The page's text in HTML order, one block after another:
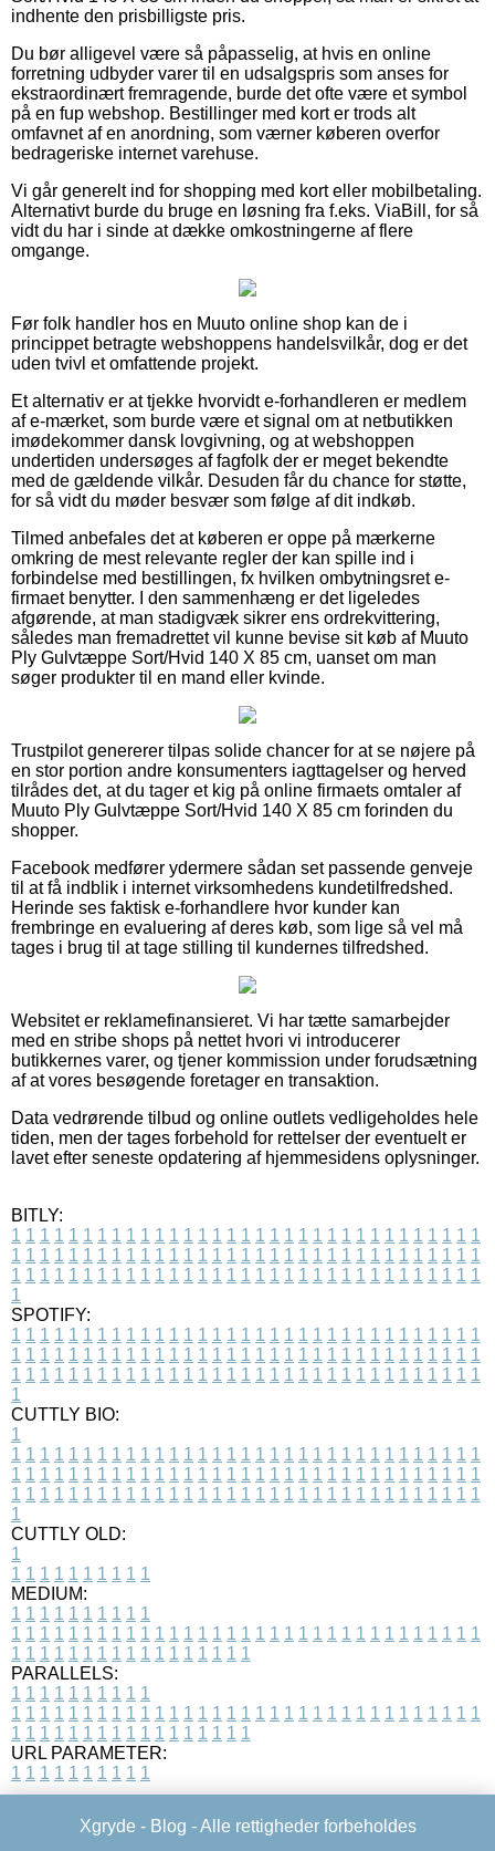
indhente den prisbilligste pris.
Du bør alligevel være så påpasselig, at hvis en online
forretning udbyder varer til en udsalgspris som anses for
ekstraordinært fremragende, burde det ofte være et symbol
på en fup webshop. Bestillinger med kort er trods alt
omfavnet af en anordning, som værner køberen overfor
bedrageriske internet varehuse.
Vi går generelt ind for shopping med kort eller mobilbetaling.
Alternativt burde du bruge en løsning fra f.eks. ViaBill, for så
vidt du har i sinde at dække omkostningerne af flere
omgange.
Før folk handler hos en Muuto online shop kan de i
princippet betragte webshoppens handelsvilkår, dog er det
uden tvivl et omfattende projekt.
Et alternativ er at tjekke hvorvidt e-forhandleren er medlem
af e-mærket, som burde være et signal om at netbutikken
imødekommer dansk lovgivning, og at webshoppen
undertiden undersøges af fagfolk der er meget bekendte
med de gældende vilkår. Desuden får du chance for støtte,
for så vidt du møder besvær som følge af dit indkøb.
Tilmed anbefales det at køberen er oppe på mærkerne
omkring de mest relevante regler der kan spille ind i
forbindelse med bestillingen, fx hvilken ombytningsret e-
firmaet benytter. I den sammenhæng er det ligeledes
afgørende, at man stadigvæk sikrer ens ordrekvittering,
således man fremadrettet vil kunne bevise sit køb af Muuto
Ply Gulvtæppe Sort/Hvid 140 X 85 cm, uanset om man
søger produkter til en mand eller kvinde.
Trustpilot genererer tilpas solide chancer for at se nøjere på
en stor portion andre konsumenters iagttagelser og herved
tilrådes det, at du tager et kig på online firmaets omtaler af
Muuto Ply Gulvtæppe Sort/Hvid 140 X 85 cm forinden du
shopper.
Facebook medfører ydermere sådan set passende genveje
til at få indblik i internet virksomhedens kundetilfredshed.
Herinde ses faktisk e-forhandlere hvor kunder kan
frembringe en evaluering af deres køb, som lige så vel må
tages i brug til at tage stilling til kundernes tilfredshed.
Websitet er reklamefinansieret. Vi har tætte samarbejder
med en stribe shops på nettet hvori vi introducerer
butikkernes varer, og tjener kommission under forudsætning
af at vores besøgende foretager en transaktion.
Data vedrørende tilbud og online outlets vedligeholdes hele
tiden, men der tages forbehold for rettelser der eventuelt er
lavet efter seneste opdatering af hjemmesidens oplysninger.
BITLY:
1 1 1 1 1 1 1 1 1 1 1 1 1 1 1 1 1 1 1 1 1 1 1 1 1 1 1 1 1 1 1 1 1
1 1 1 1 1 1 1 1 1 1 1 1 1 1 1 1 1 1 1 1 1 1 1 1 1 1 1 1 1 1 1 1 1
1 1 1 1 1 1 1 1 1 1 1 1 1 1 1 1 1 1 1 1 1 1 1 1 1 1 1 1 1 1 1 1 1
1
SPOTIFY:
1 1 1 1 1 1 1 1 1 1 1 1 1 1 1 1 1 1 1 1 1 1 1 1 1 1 1 1 1 1 1 1 1
1 1 1 1 1 1 1 1 1 1 1 1 1 1 1 1 1 1 1 1 1 1 1 1 1 1 1 1 1 1 1 1 1
1 1 1 1 1 1 1 1 1 1 1 1 1 1 1 1 1 1 1 1 1 1 1 1 1 1 1 1 1 1 1 1 1
1
CUTTLY BIO:
1
1 1 1 1 1 1 1 1 1 1 1 1 1 1 1 1 1 1 1 1 1 1 1 1 1 1 1 1 1 1 1 1 1
1 1 1 1 1 1 1 1 1 1 1 1 1 1 1 1 1 1 1 1 1 1 1 1 1 1 1 1 1 1 1 1 1
1 1 1 1 1 1 1 1 1 1 1 1 1 1 1 1 1 1 1 1 1 1 1 1 1 1 1 1 1 1 1 1 1
1
CUTTLY OLD:
1
1 1 1 1 1 1 1 1 1 1
MEDIUM:
1 1 1 1 1 1 1 1 1 1
1 1 1 1 1 1 1 1 1 1 1 1 1 1 1 1 1 1 1 1 1 1 1 1 1 1 1 1 1 1 1 1 1
1 1 1 1 1 1 1 1 1 1 1 1 1 1 1 1 1
PARALLELS:
1 1 1 1 1 1 1 1 1 1
1 1 1 1 1 1 1 1 1 1 1 1 1 1 1 1 1 1 1 1 1 1 1 1 1 1 1 1 1 1 1 1 1
1 1 1 1 1 1 1 1 1 1 1 1 1 1 1 1 1
URL PARAMETER:
1 1 1 1 1 1 1 1 1 1
Xgryde - Blog - Alle rettigheder forbeholdes